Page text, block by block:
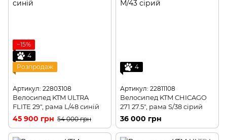
−15%
4
Розпродаж
Артикул: 22803108
Велосипед KTM ULTRA
FLITE 29", рама L/48 синій
45 900 грн 54 000 грн
4
Артикул: 22811108
Велосипед KTM CHICAGO
271 27.5", рама S/38 сірий
36 000 грн